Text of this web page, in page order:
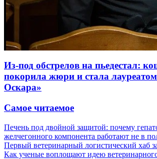
Из-под обстрелов на пьедестал:
покорила жюри и стала
Оскара»
Самое читаемое
Печень под двойной защитой: почему
желчегонного компонента работают не в
Первый ветеринарный логистический хаб
Как ученые воплощают идею